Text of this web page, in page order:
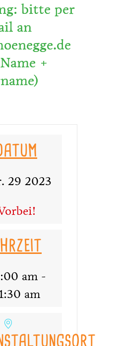
bitte per
an
+
29 2023
am -
am